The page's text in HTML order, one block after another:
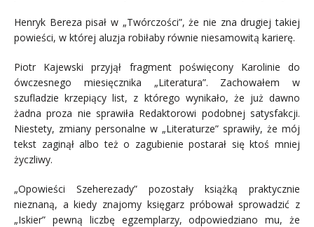
Henryk Bereza pisał w „Twórczości”, że nie zna drugiej takiej
powieści, w której aluzja robiłaby równie niesamowitą karierę.
Piotr Kajewski przyjął fragment poświęcony Karolinie do
ówczesnego miesięcznika „Literatura”. Zachowałem w
szufladzie krzepiący list, z którego wynikało, że już dawno
żadna proza nie sprawiła Redaktorowi podobnej satysfakcji.
Niestety, zmiany personalne w „Literaturze” sprawiły, że mój
tekst zaginął albo też o zagubienie postarał się ktoś mniej
życzliwy.
„Opowieści Szeherezady” pozostały książką praktycznie
nieznaną, a kiedy znajomy księgarz próbował sprowadzić z
„Iskier” pewną liczbę egzemplarzy, odpowiedziano mu, że